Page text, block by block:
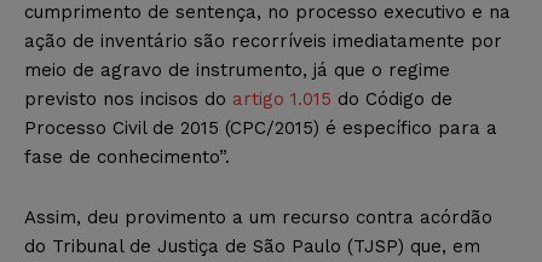
cumprimento de sentença, no processo executivo e na
ação de inventário são recorríveis imediatamente por
meio de agravo de instrumento, já que o regime
previsto nos incisos do artigo 1.015 do Código de
Processo Civil de 2015 (CPC/2015) é específico para a
fase de conhecimento”.
Assim, deu provimento a um recurso contra acórdão
do Tribunal de Justiça de São Paulo (TJSP) que, em